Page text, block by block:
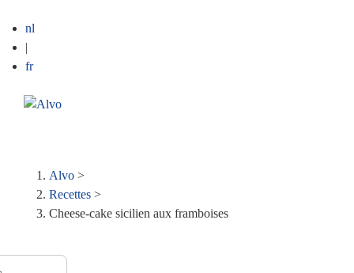
nl
|
fr
Fil
d'Ariane
Alvo >
Recettes >
Cheese-cake sicilien aux framboises